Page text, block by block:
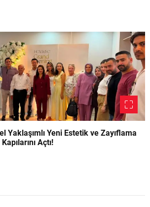
Yaklaşımlı Yeni Estetik ve Zayıflama
Açtı!